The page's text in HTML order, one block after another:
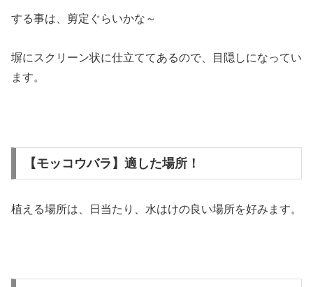
する事は、剪定ぐらいかな～
塀にスクリーン状に仕立ててあるので、目隠しになってい
ます。
【モッコウバラ】適した場所！
植える場所は、日当たり、水はけの良い場所を好みます。